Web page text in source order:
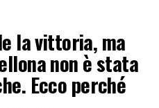
la vittoria, ma
non è stata
Ecco perché